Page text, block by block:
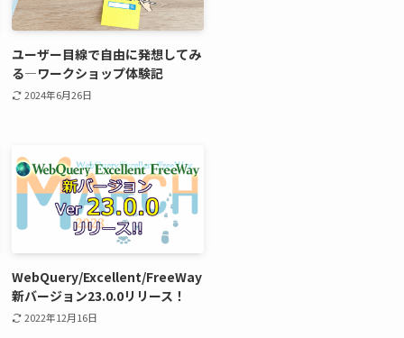
ユーザー目線で自由に発想してみ
る―ワークショップ体験記
2024年6月26日
WebQuery/Excellent/FreeWay
新バージョン23.0.0リリース！
2022年12月16日